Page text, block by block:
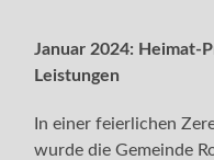
Januar 2024: Heimat-
Leistungen
In einer feierlichen
wurde die Gemeinde